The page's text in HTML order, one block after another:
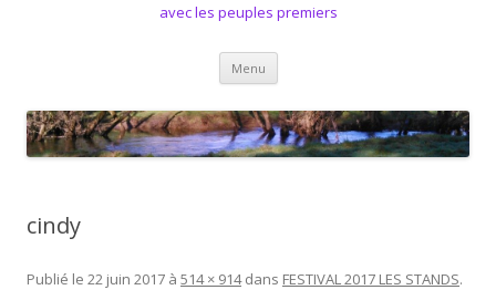
avec les peuples premiers
Menu Aller au contenu principal
cindy
Publié le 22 juin 2017 à 514 × 914dans FESTIVAL 2017 LES STANDS.